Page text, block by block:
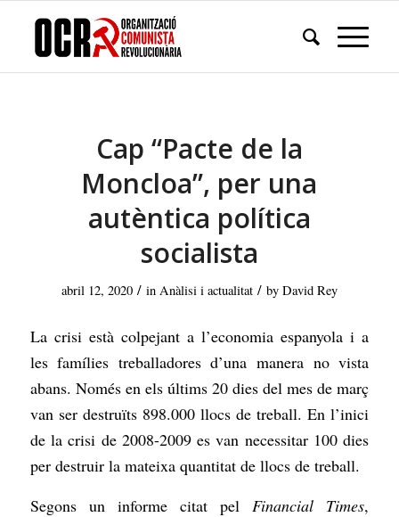
Cap “Pacte de la
Moncloa”, per una
autèntica política
socialista
abril 12, 2020 / in Anàlisi i actualitat / by David Rey
La crisi està colpejant a l’economia espanyola i a
les famílies treballadores d’una manera no vista
abans. Només en els últims 20 dies del mes de març
van ser destruïts 898.000 llocs de treball. En l’inici
de la crisi de 2008-2009 es van necessitar 100 dies
per destruir la mateixa quantitat de llocs de treball.
Segons un informe citat pel Financial Times,